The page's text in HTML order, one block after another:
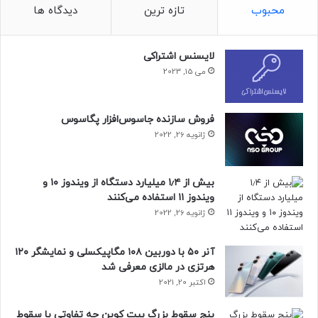
یوتیوب از این فیلم
توزیع آن ها و همچنین حمایت مستمر
از ایجاد، تولید و انتشارشان آگاه است.
مایه تأسف است که این شرکت سود
خود را بر اصول رفتار اخلاقی و انسانی با
حیوانات بی‌گناه ترجیح داده
یکی از سخنگویان از طریق ایمیل به گیزمودو می
محبوب تازه ترین دیدگاه ها
لایسنس اشتراکی
می 15, 2023
فروش سازنده جاسوس‌افزار پگاسوس
ژانویه 26, 2022
بیش از ۱٫۴ میلیارد دستگاه از ویندوز ۱۰ و
ویندوز ۱۱ استفاده می‌کنند
ژانویه 26, 2022
آنر ۵۰ با دوربین ۱۰۸ مگاپیکسلی و نمایشگر ۱۲۰
هرتزی در مالزی معرفی شد
اکتبر 20, 2021
پنج سقوط بزرگ بیت کوین چه تفاوتی با سقوط